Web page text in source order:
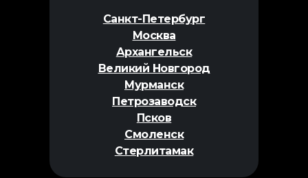
Санкт-Петербург
Москва
Архангельск
Великий Новгород
Мурманск
Петрозаводск
Псков
Смоленск
Стерлитамак